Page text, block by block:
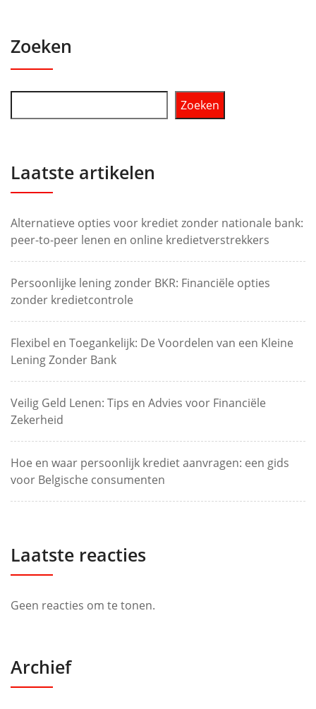
Zoeken
Zoeken
Laatste artikelen
Alternatieve opties voor krediet zonder nationale bank:
peer-to-peer lenen en online kredietverstrekkers
Persoonlijke lening zonder BKR: Financiële opties
zonder kredietcontrole
Flexibel en Toegankelijk: De Voordelen van een Kleine
Lening Zonder Bank
Veilig Geld Lenen: Tips en Advies voor Financiële
Zekerheid
Hoe en waar persoonlijk krediet aanvragen: een gids
voor Belgische consumenten
Laatste reacties
Geen reacties om te tonen.
Archief